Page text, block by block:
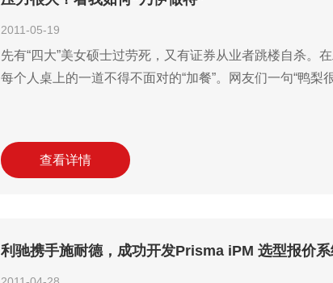
2011-05-19
先有“四大”美女硕士过劳死，又有证券从业者跳楼自杀。
每个人桌上的一道不得不面对的“加餐”。网友们一句“鸭梨
查看详情
利驰携手施耐德，成功开发Prisma iPM 选型报价